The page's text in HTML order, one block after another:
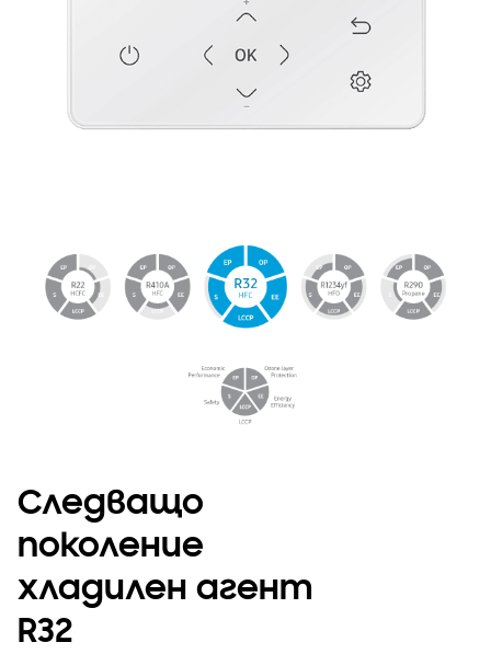
Следващо
поколение
хладилен агент
R32